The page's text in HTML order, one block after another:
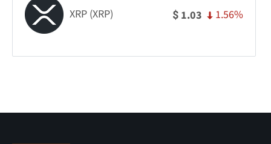
XRP (XRP) $ 1.03 1.56%